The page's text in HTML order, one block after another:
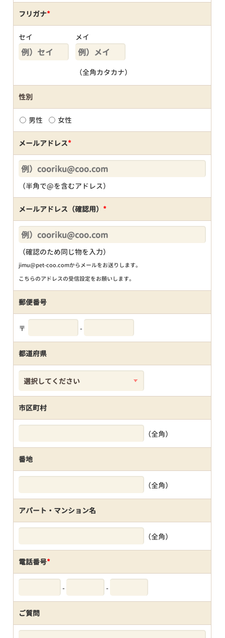
フリガナ*
セイ メイ
（全角カタカナ）
性別
男性 女性
メールアドレス*
（半角で@を含むアドレス）
メールアドレス（確認用） *
（確認のため同じ物を入力）
jimu@pet-coo.comからメールをお送りします。
こちらのアドレスの受信設定をお願いします。
郵便番号
〒 -
都道府県
市区町村
（全角）
番地
（全角）
アパート・マンション名
（全角）
電話番号*
- -
ご質問